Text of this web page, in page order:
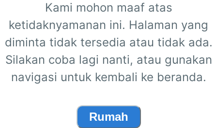
Kami mohon maaf atas
ketidaknyamanan ini. Halaman yang
diminta tidak tersedia atau tidak ada.
Silakan coba lagi nanti, atau gunakan
navigasi untuk kembali ke beranda.
Rumah